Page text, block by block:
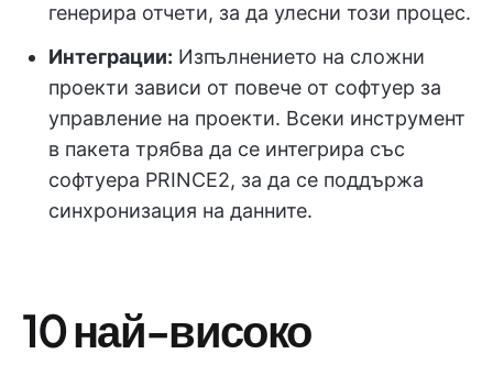
генерира отчети, за да улесни този процес.
Интеграции: Изпълнението на сложни
проекти зависи от повече от софтуер за
управление на проекти. Всеки инструмент
в пакета трябва да се интегрира със
софтуера PRINCE2, за да се поддържа
синхронизация на данните.
10 най-високо